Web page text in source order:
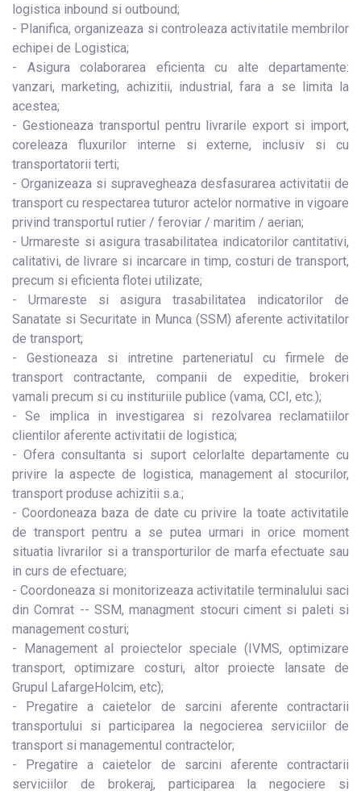
logistica inbound si outbound;
- Planifica, organizeaza si controleaza activitatile membrilor
echipei de Logistica;
- Asigura colaborarea eficienta cu alte departamente:
vanzari, marketing, achizitii, industrial, fara a se limita la
acestea;
- Gestioneaza transportul pentru livrarile export si import,
coreleaza fluxurilor interne si externe, inclusiv si cu
transportatorii terti;
- Organizeaza si supravegheaza desfasurarea activitatii de
transport cu respectarea tuturor actelor normative in vigoare
privind transportul rutier / feroviar / maritim / aerian;
- Urmareste si asigura trasabilitatea indicatorilor cantitativi,
calitativi, de livrare si incarcare in timp, costuri de transport,
precum si eficienta flotei utilizate;
- Urmareste si asigura trasabilitatea indicatorilor de
Sanatate si Securitate in Munca (SSM) aferente activitatilor
de transport;
- Gestioneaza si intretine parteneriatul cu firmele de
transport contractante, companii de expeditie, brokeri
vamali precum si cu instituriile publice (vama, CCI, etc.);
- Se implica in investigarea si rezolvarea reclamatiilor
clientilor aferente activitatii de logistica;
- Ofera consultanta si suport celorlalte departamente cu
privire la aspecte de logistica, management al stocurilor,
transport produse achizitii s.a.;
- Coordoneaza baza de date cu privire la toate activitatile
de transport pentru a se putea urmari in orice moment
situatia livrarilor si a transporturilor de marfa efectuate sau
in curs de efectuare;
- Coordoneaza si monitorizeaza activitatile terminalului saci
din Comrat -- SSM, managment stocuri ciment si paleti si
management costuri;
- Management al proiectelor speciale (IVMS, optimizare
transport, optimizare costuri, altor proiecte lansate de
Grupul LafargeHolcim, etc);
- Pregatire a caietelor de sarcini aferente contractarii
transportului si participarea la negocierea serviciilor de
transport si managementul contractelor;
- Pregatire a caietelor de sarcini aferente contractarii
serviciilor de brokeraj, participarea la negociere si